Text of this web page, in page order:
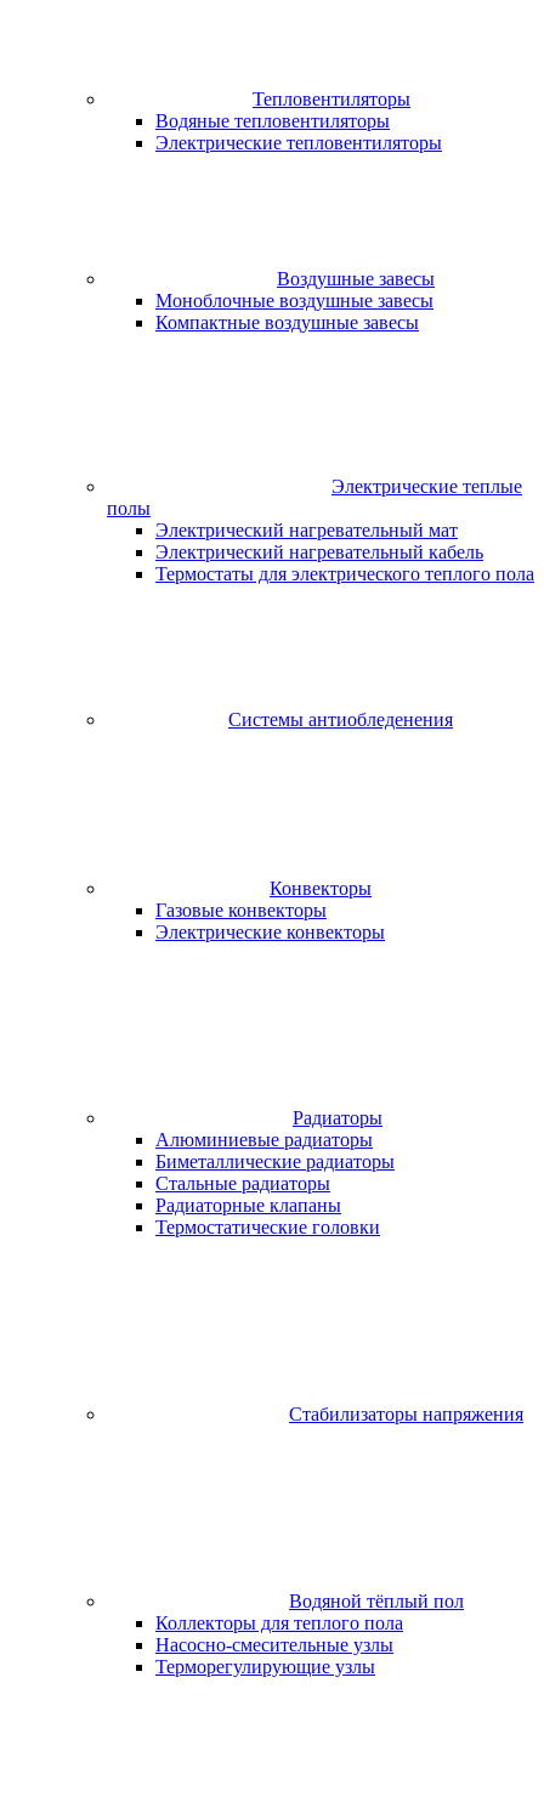
Тепловентиляторы
Водяные тепловентиляторы
Электрические тепловентиляторы
Воздушные завесы
Моноблочные воздушные завесы
Компактные воздушные завесы
Электрические теплые
полы
Электрический нагревательный мат
Электрический нагревательный кабель
Термостаты для электрического теплого пола
Системы антиобледенения
Конвекторы
Газовые конвекторы
Электрические конвекторы
Радиаторы
Алюминиевые радиаторы
Биметаллические радиаторы
Стальные радиаторы
Радиаторные клапаны
Термостатические головки
Стабилизаторы напряжения
Водяной тёплый пол
Коллекторы для теплого пола
Насосно-смесительные узлы
Терморегулирующие узлы